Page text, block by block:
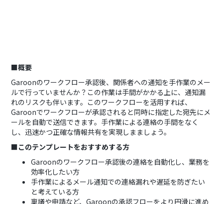
■概要
Garoonのワークフロー承認後、関係者への通知を手作業のメー
ルで行っていませんか？この作業は手間がかかる上に、通知漏
れのリスクも伴います。このワークフローを活用すれば、
Garoonでワークフローが承認されると同時に指定した宛先にメ
ールを自動で送信できます。手作業による連絡の手間をなく
し、迅速かつ正確な情報共有を実現しまましょう。
■このテンプレートをおすすめする方
Garoonのワークフロー承認後の連絡を自動化し、業務を
効率化したい方
手作業によるメール通知での連絡漏れや遅延を防ぎたい
と考えている方
稟議や申請など、Garoonの承認フローをより円滑に進め